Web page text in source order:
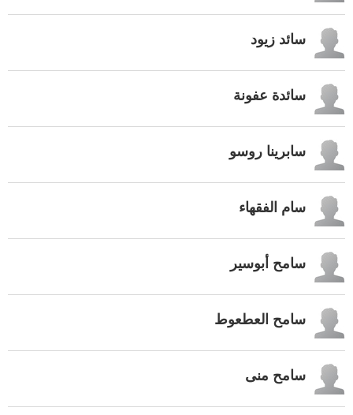
سائد زيود
سائدة عفونة
سابرينا روسو
سام الفقهاء
سامح أبوسير
سامح العطعوط
سامح منى